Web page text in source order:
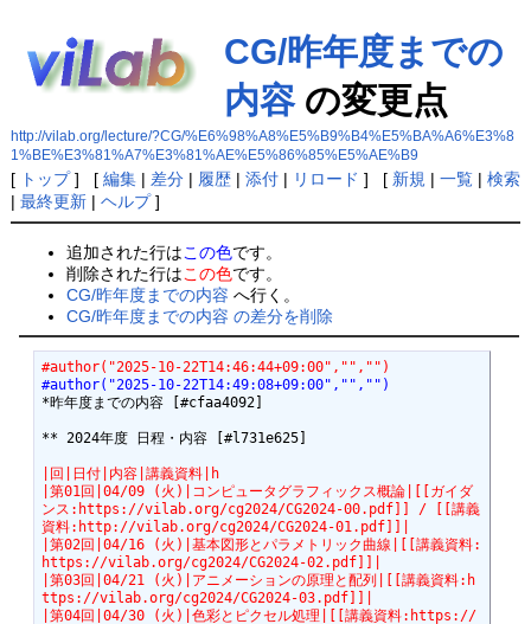
CG/昨年度までの
内容の変更点
http://vilab.org/lecture/?CG/%E6%98%A8%E5%B9%B4%E5%BA%A6%E3%8
1%BE%E3%81%A7%E3%81%AE%E5%86%85%E5%AE%B9
[ トップ] [ 編集| 差分| 履歴| 添付| リロード ] [ 新規 | 一覧| 検索
| 最終更新| ヘルプ]
追加された行はこの色です。
削除された行はこの色です。
CG/昨年度までの内容 へ行く。
CG/昨年度までの内容 の差分を削除
#author("2025-10-22T14:46:44+09:00","","")
#author("2025-10-22T14:49:08+09:00","","")
*昨年度までの内容 [#cfaa4092]
** 2024年度 日程・内容 [#l731e625]
|回|日付|内容|講義資料|h
|第01回|04/09 (火)|コンピュータグラフィックス概論|[[ガイダ
ンス:https://vilab.org/cg2024/CG2024-00.pdf]] / [[講義
資料:http://vilab.org/cg2024/CG2024-01.pdf]]|
|第02回|04/16 (火)|基本図形とパラメトリック曲線|[[講義資料:
https://vilab.org/cg2024/CG2024-02.pdf]]|
|第03回|04/21 (火)|アニメーションの原理と配列|[[講義資料:h
ttps://vilab.org/cg2024/CG2024-03.pdf]]|
|第04回|04/30 (火)|色彩とピクセル処理|[[講義資料:https://